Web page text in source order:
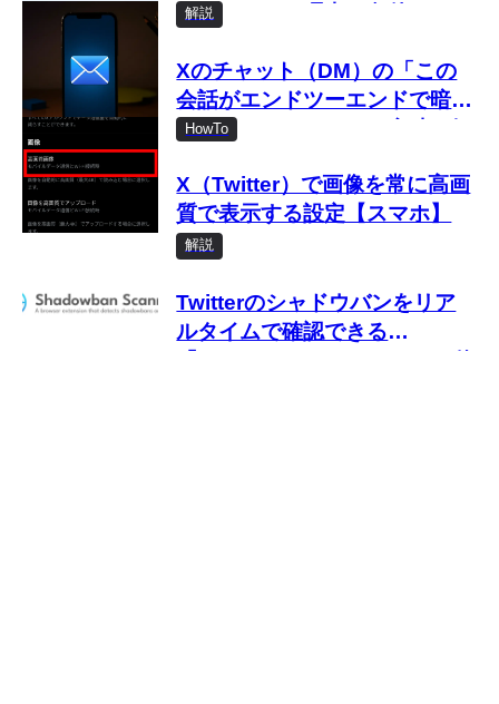
い・おかしい理由と条件は？
解説
Xのチャット（DM）の「この
会話がエンドツーエンドで暗号
化されました」とは？意味を解
HowTo
X（Twitter）で画像を常に高画
質で表示する設定【スマホ】
解説
Twitterのシャドウバンをリア
ルタイムで確認できる